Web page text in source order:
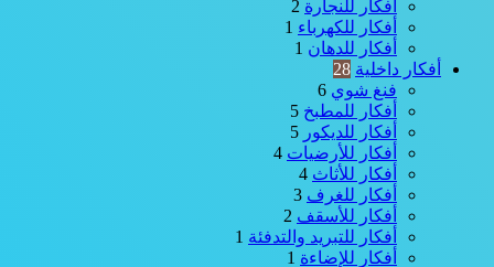
أفكار للنجارة 2
أفكار للكهرباء 1
أفكار للدهان 1
أفكار داخلية 28
فنغ شوي 6
أفكار للمطبخ 5
أفكار للديكور 5
أفكار للأرضيات 4
أفكار للأثاث 4
أفكار للغرف 3
أفكار للأسقف 2
أفكار للتبريد والتدفئة 1
أفكار للإضاءة 1